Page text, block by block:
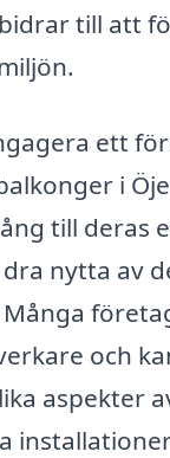
till att
ett
i
till deras
dra nytta av
och
aspekter